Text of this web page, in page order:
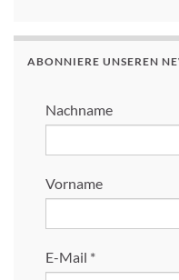
ABONNIERE UNSEREN
Nachname
Vorname
E-Mail *